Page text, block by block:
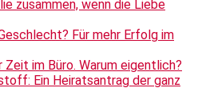
zusammen, wenn die Liebe
Für mehr Erfolg im
im Büro. Warum eigentlich?
Ein Heiratsantrag der ganz